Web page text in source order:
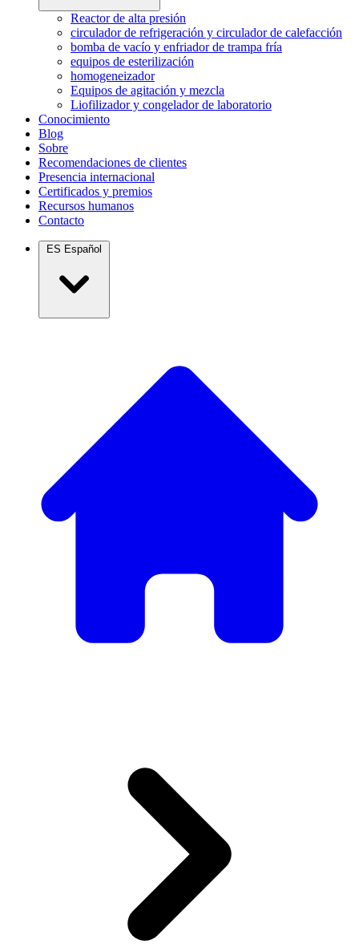
Reactor de alta presión
circulador de refrigeración y circulador de calefacción
bomba de vacío y enfriador de trampa fría
equipos de esterilización
homogeneizador
Equipos de agitación y mezcla
Liofilizador y congelador de laboratorio
Conocimiento
Blog
Sobre
Recomendaciones de clientes
Presencia internacional
Certificados y premios
Recursos humanos
Contacto
ES Español